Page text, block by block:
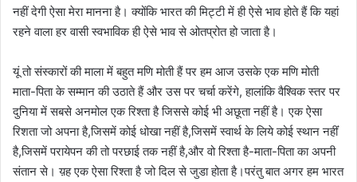
नहीं देगी ऐसा मेरा मानना है। क्योंकि भारत की मिट्टी में ही ऐसे भाव होते हैं कि यहां
रहने वाला हर वासी स्वभाविक ही ऐसे भाव से ओतप्रोत हो जाता है।
यूं तो संस्कारों की माला में बहुत मणि मोती हैं पर हम आज उसके एक मणि मोती
माता-पिता के सम्मान की उठाते हैं और उस पर चर्चा करेंगे, हालांकि वैश्विक स्तर पर
दुनिया में सबसे अनमोल एक रिश्ता है जिससे कोई भी अछूता नहीं है। एक ऐसा
रिशता जो अपना है,जिसमें कोई धोखा नहीं है,जिसमें स्वार्थ के लिये कोई स्थान नहींं
है,जिसमें परायेपन की तो परछाई तक नहीं है,और वो रिश्ता है-माता-पिता का अपनी
संतान से। य़ह एक ऐसा रिश्ता है जो दिल से जुडा होता है।परंतु बात अगर हम भारत